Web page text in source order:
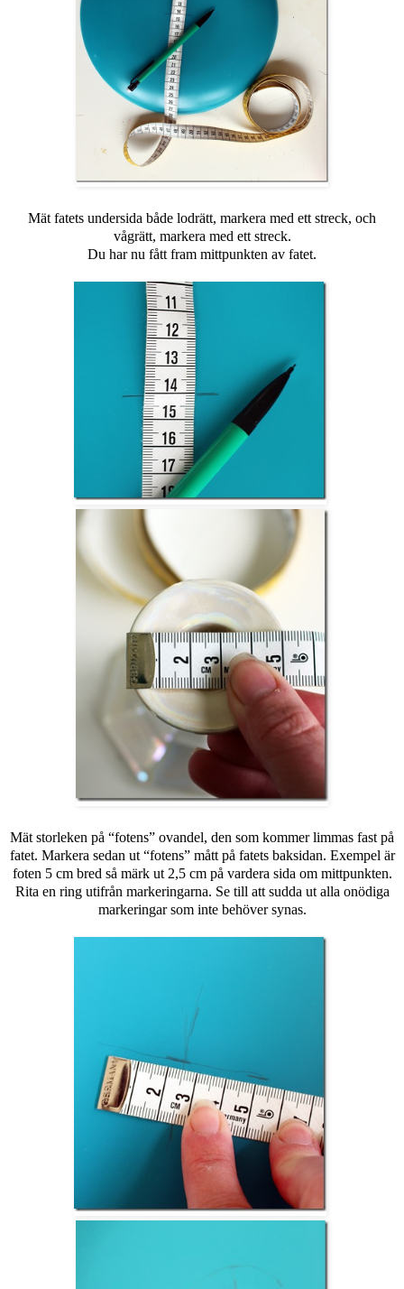
Mät fatets undersida både lodrätt, markera med ett streck, och
vågrätt, markera med ett streck.
Du har nu fått fram mittpunkten av fatet.
Mät storleken på “fotens” ovandel, den som kommer limmas fast på
fatet. Markera sedan ut “fotens” mått på fatets baksidan. Exempel är
foten 5 cm bred så märk ut 2,5 cm på vardera sida om mittpunkten.
Rita en ring utifrån markeringarna. Se till att sudda ut alla onödiga
markeringar som inte behöver synas.